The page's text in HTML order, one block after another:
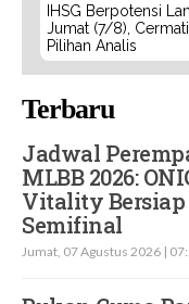
IHSG Berpotensi
Jumat (7/8),
Pilihan Analis
Terbaru
Jadwal
MLBB 2026:
Vitality
Semifinal
Jumat, 07 Agustus 2026 |